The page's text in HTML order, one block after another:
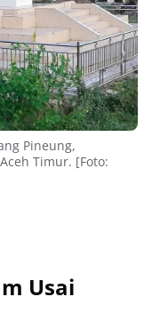
Pineung,
Timur. [Foto:
Usai